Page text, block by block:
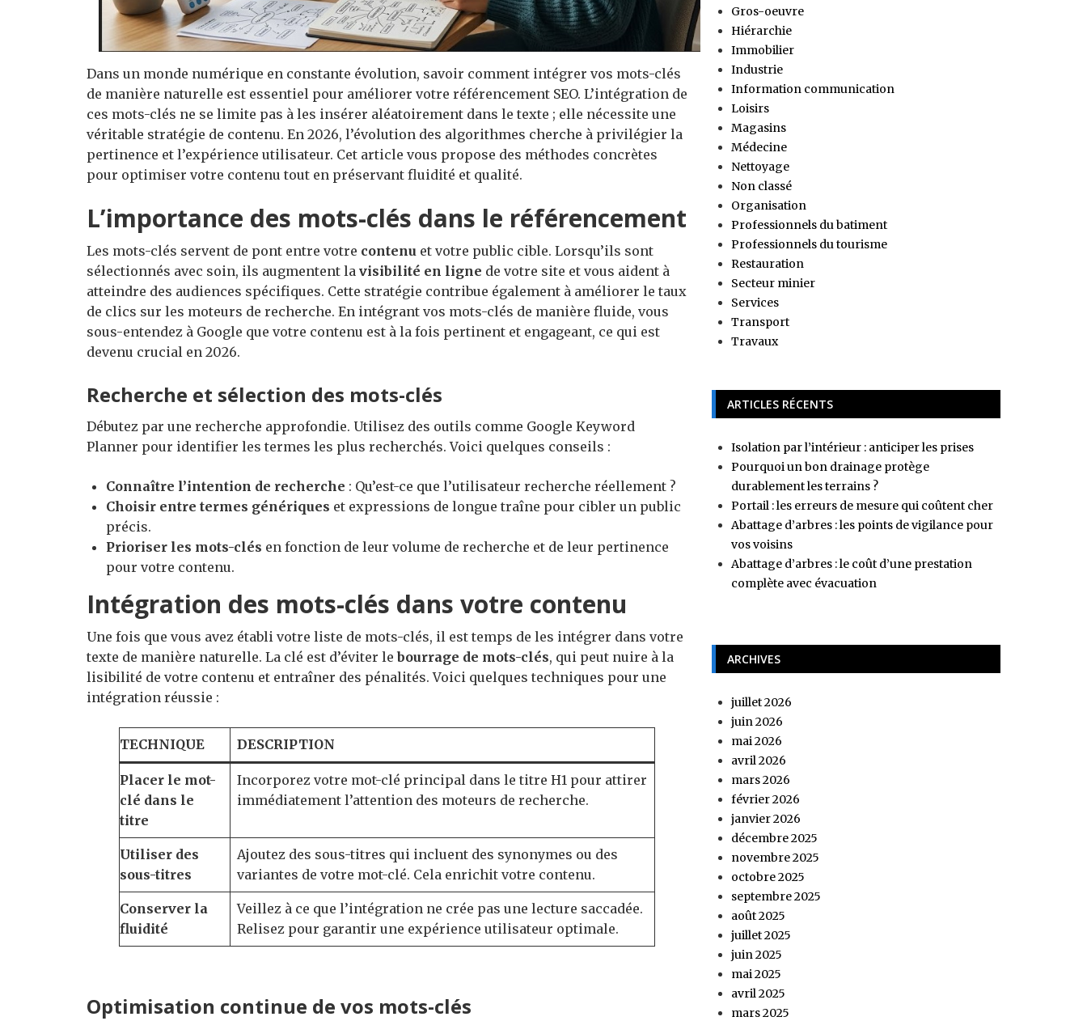
Dans un monde numérique en constante évolution, savoir comment intégrer vos mots-clés
de manière naturelle est essentiel pour améliorer votre référencement SEO. L’intégration de
ces mots-clés ne se limite pas à les insérer aléatoirement dans le texte ; elle nécessite une
véritable stratégie de contenu. En 2026, l’évolution des algorithmes cherche à privilégier la
pertinence et l’expérience utilisateur. Cet article vous propose des méthodes concrètes
pour optimiser votre contenu tout en préservant fluidité et qualité.
L’importance des mots-clés dans le référencement
Les mots-clés servent de pont entre votre contenu et votre public cible. Lorsqu’ils sont
sélectionnés avec soin, ils augmentent la visibilité en ligne de votre site et vous aident à
atteindre des audiences spécifiques. Cette stratégie contribue également à améliorer le taux
de clics sur les moteurs de recherche. En intégrant vos mots-clés de manière fluide, vous
sous-entendez à Google que votre contenu est à la fois pertinent et engageant, ce qui est
devenu crucial en 2026.
Recherche et sélection des mots-clés
Débutez par une recherche approfondie. Utilisez des outils comme Google Keyword
Planner pour identifier les termes les plus recherchés. Voici quelques conseils :
Connaître l’intention de recherche : Qu’est-ce que l’utilisateur recherche réellement ?
Choisir entre termes génériques et expressions de longue traîne pour cibler un public
précis.
Prioriser les mots-clés en fonction de leur volume de recherche et de leur pertinence
pour votre contenu.
Intégration des mots-clés dans votre contenu
Une fois que vous avez établi votre liste de mots-clés, il est temps de les intégrer dans votre
texte de manière naturelle. La clé est d’éviter lebourrage de mots-clés, qui peut nuire à la
lisibilité de votre contenu et entraîner des pénalités. Voici quelques techniques pour une
intégration réussie :
TECHNIQUE DESCRIPTION
Placer le mot-
clé dans le
titre
Incorporez votre mot-clé principal dans le titre H1 pour attirer
immédiatement l’attention des moteurs de recherche.
Utiliser des
sous-titres
Ajoutez des sous-titres qui incluent des synonymes ou des
variantes de votre mot-clé. Cela enrichit votre contenu.
Conserver la
fluidité
Veillez à ce que l’intégration ne crée pas une lecture saccadée.
Relisez pour garantir une expérience utilisateur optimale.
Optimisation continue de vos mots-clés
Gros-oeuvre
Hiérarchie
Immobilier
Industrie
Information communication
Loisirs
Magasins
Médecine
Nettoyage
Non classé
Organisation
Professionnels du batiment
Professionnels du tourisme
Restauration
Secteur minier
Services
Transport
Travaux
ARTICLES RÉCENTS
Isolation par l’intérieur : anticiper les prises
Pourquoi un bon drainage protège
durablement les terrains ?
Portail : les erreurs de mesure qui coûtent cher
Abattage d’arbres : les points de vigilance pour
vos voisins
Abattage d’arbres : le coût d’une prestation
complète avec évacuation
ARCHIVES
juillet 2026
juin 2026
mai 2026
avril 2026
mars 2026
février 2026
janvier 2026
décembre 2025
novembre 2025
octobre 2025
septembre 2025
août 2025
juillet 2025
juin 2025
mai 2025
avril 2025
mars 2025